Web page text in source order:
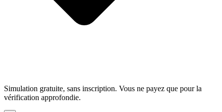
Simulation gratuite, sans inscription. Vous ne payez que pour la
vérification approfondie.